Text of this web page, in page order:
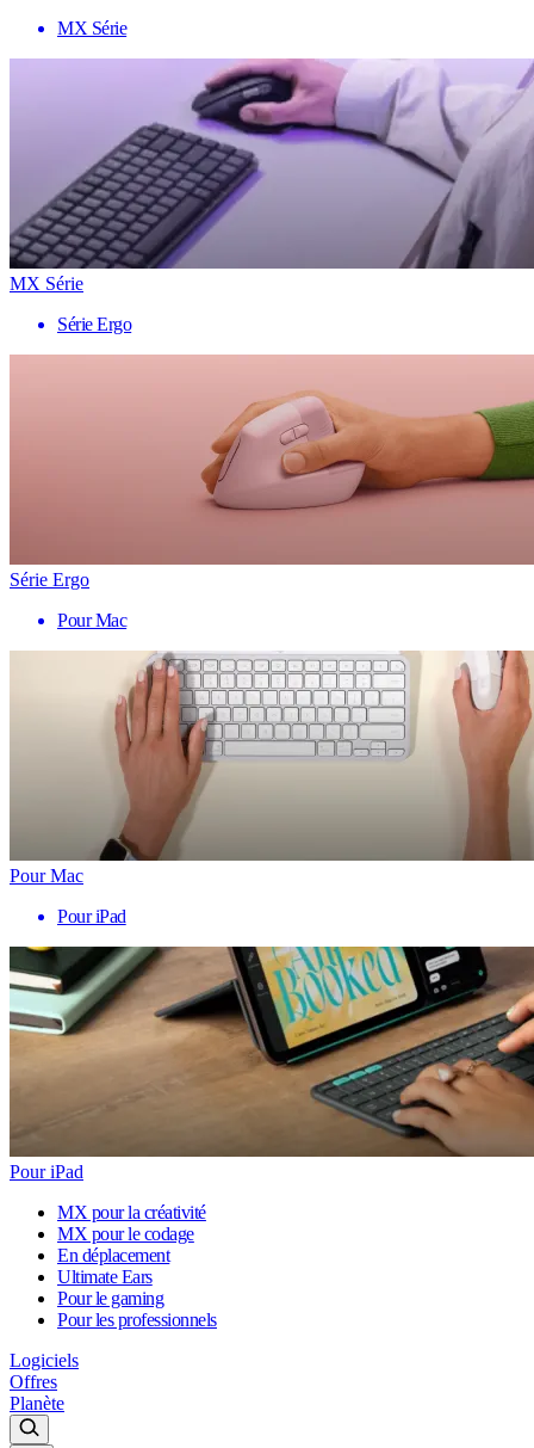
MX Série
MX Série
Série Ergo
Série Ergo
Pour Mac
Pour Mac
Pour iPad
Pour iPad
MX pour la créativité
MX pour le codage
En déplacement
Ultimate Ears
Pour le gaming
Pour les professionnels
Logiciels
Offres
Planète